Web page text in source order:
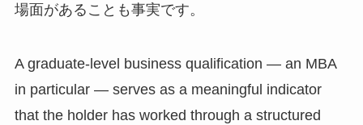
場面があることも事実です。
A graduate-level business qualification — an MBA
in particular — serves as a meaningful indicator
that the holder has worked through a structured